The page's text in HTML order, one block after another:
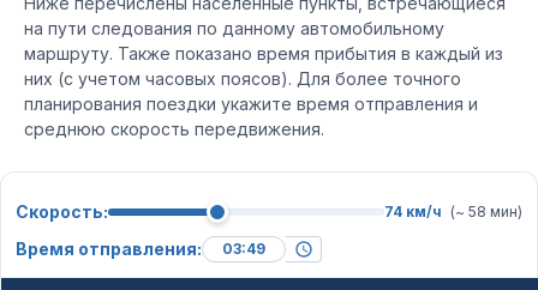
на пути следования по данному автомобильному
маршруту. Также показано время прибытия в каждый из
них (с учетом часовых поясов). Для более точного
планирования поездки укажите время отправления и
среднюю скорость передвижения.
Скорость: 74 км/ч (~ 58 мин)
Время отправления: